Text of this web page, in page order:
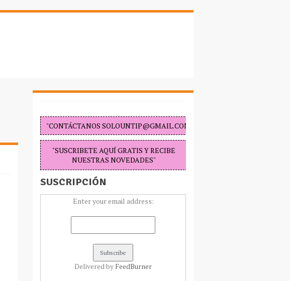
"CONTÁCTANOS SOLOUNTIP@GMAIL.COM "
"SUSCRIBETE AQUÍ GRATIS Y RECIBE
NUESTRAS NOVEDADES"
SUSCRIPCIÓN
Enter your email address:
Delivered by FeedBurner